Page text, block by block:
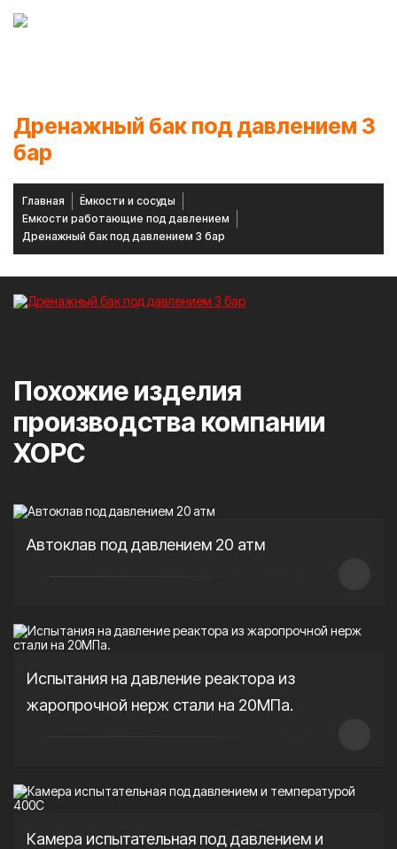
Дренажный бак под давлением 3
бар
Главная
Ёмкости и сосуды
Емкости работающие под давлением
Дренажный бак под давлением 3 бар
Похожие изделия
производства компании
ХОРС
Автоклав под давлением 20 атм
Испытания на давление реактора из
жаропрочной нерж стали на 20МПа.
Камера испытательная под давлением и